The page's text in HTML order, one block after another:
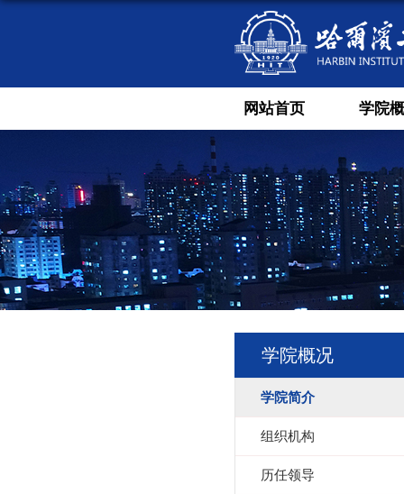
网站首页 学院
学院概况
学院简介
组织机构
历任领导